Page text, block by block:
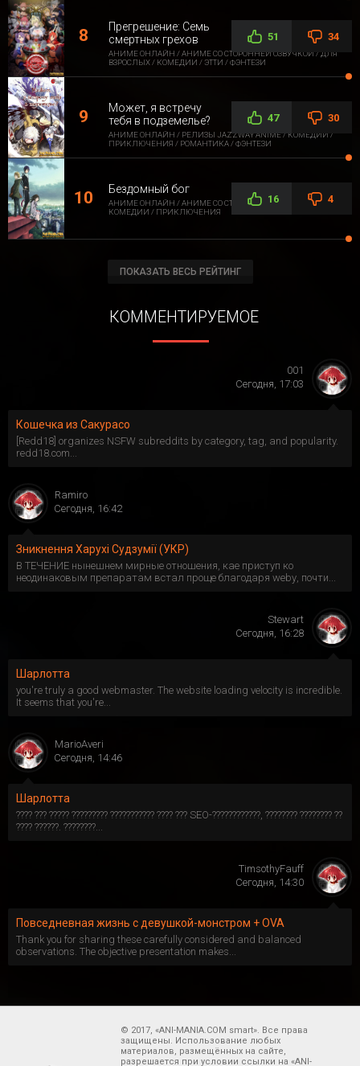
Прегрешение: Семь
смертных грехов
АНИМЕ ОНЛАЙН / АНИМЕ СО СТОРОННЕЙ ОЗВУЧКОЙ / ДЛЯ
ВЗРОСЛЫХ / КОМЕДИИ / ЭТТИ / ФЭНТЕЗИ
51 34
Может, я встречу
тебя в подземелье?
АНИМЕ ОНЛАЙН / РЕЛИЗЫ JAZZWAY ANIME / КОМЕДИИ /
ПРИКЛЮЧЕНИЯ / РОМАНТИКА / ФЭНТЕЗИ
47 30
Бездомный бог
АНИМЕ ОНЛАЙН / АНИМЕ СО СТОРОННЕЙ ОЗВУЧКОЙ /
КОМЕДИИ / ПРИКЛЮЧЕНИЯ
16 4
ПОКАЗАТЬ ВЕСЬ РЕЙТИНГ
КОММЕНТИРУЕМОЕ
Кошечка из Сакурасо
[Redd18] organizes NSFW subreddits by category, tag, and popularity.
redd18.com...
001
Сегодня, 17:03
Зникнення Харухі Судзумії (УКР)
В ТЕЧЕНИЕ нынешнем мирные отношения, кае приступ ко
неодинаковым препаратам встал проще благодаря webу, почти...
Ramiro
Сегодня, 16:42
Шарлотта
you're truly a good webmaster. The website loading velocity is incredible.
It seems that you're...
Stewart
Сегодня, 16:28
Шарлотта
???? ??? ????? ????????? ??????????? ???? ??? SEO-????????????, ???????? ???????? ??
???? ??????. ????????...
MarioAveri
Сегодня, 14:46
Повседневная жизнь с девушкой-монстром + OVA
Thank you for sharing these carefully considered and balanced
observations. The objective presentation makes...
TimsothyFauff
Сегодня, 14:30
© 2017, «ANI-MANIA.COM smart». Все права
защищены. Использование любых
материалов, размещённых на сайте,
разрешается при условии ссылки на «ANI-